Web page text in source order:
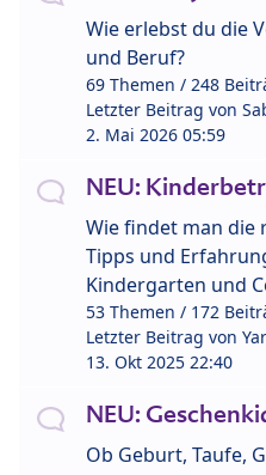
Wie erlebst du die
und Beruf?
69 Themen / 248
Letzter Beitrag von
2. Mai 2026 05:59
NEU:
Wie findet man die
Tipps und
Kindergarten und
53 Themen / 172
Letzter Beitrag von
13. Okt 2025 22:40
NEU:
Ob Geburt, Taufe,